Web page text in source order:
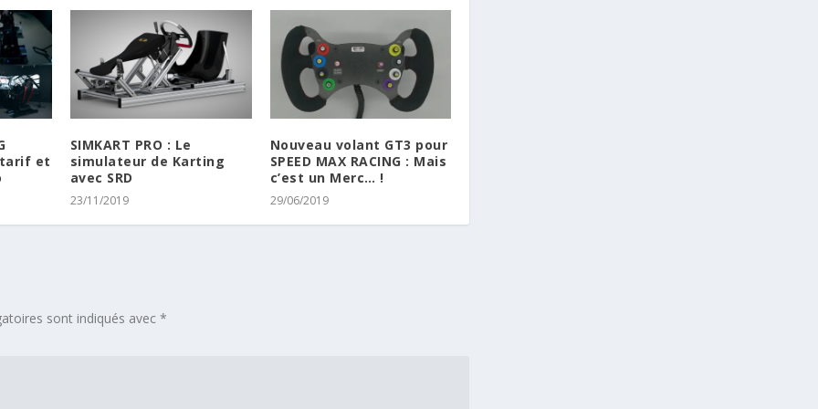
tarif et
SIMKART PRO : Le
simulateur de Karting
avec SRD
23/11/2019
Nouveau volant GT3 pour
SPEED MAX RACING : Mais
c’est un Merc… !
29/06/2019
sont indiqués avec*